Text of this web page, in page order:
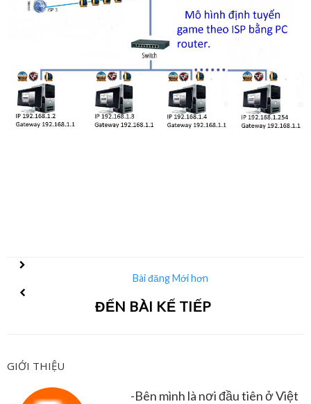
Bài đăng Mới hơn
ĐẾN BÀI KẾ TIẾP
GIỚI THIỆU
-Bên mình là nơi đầu tiên ở Việt